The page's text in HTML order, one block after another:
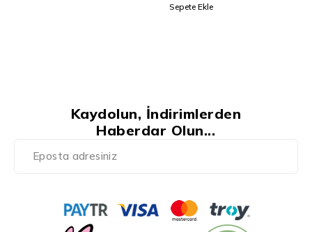
Sepete Ekle
Kaydolun, İndirimlerden
Haberdar Olun...